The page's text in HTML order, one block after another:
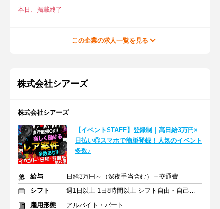
本日、掲載終了
この企業の求人一覧を見る
株式会社シアーズ
株式会社シアーズ
【イベントSTAFF】登録制｜高日給3万円×
日払い◎スマホで簡単登録！人気のイベント
多数♪
給与
日給3万円～（深夜手当含む）＋交通費
シフト
週1日以上 1日8時間以上 シフト自由・自己申告
雇用形態
アルバイト・パート